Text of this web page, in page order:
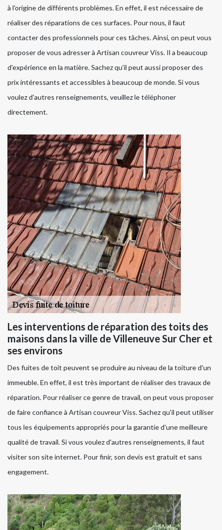
à l'origine de différents problèmes. En effet, il est nécessaire de
réaliser des réparations de ces surfaces. Pour nous, il faut
contacter des professionnels pour ces tâches. Ainsi, on peut vous
proposer de vous adresser à Artisan couvreur Viss. Il a beaucoup
d'expérience en la matière. Sachez qu'il peut aussi proposer des
prix intéressants et accessibles à beaucoup de monde. Si vous
voulez d'autres renseignements, veuillez le téléphoner
directement.
Les interventions de réparation des toits des
maisons dans la ville de Villeneuve Sur Cher et
ses environs
Des fuites de toit peuvent se produire au niveau de la toiture d'un
immeuble. En effet, il est très important de réaliser des travaux de
réparation. Pour réaliser ce genre de travail, on peut vous proposer
de faire confiance à Artisan couvreur Viss. Sachez qu'il peut utiliser
tous les équipements appropriés pour la garantie d'une meilleure
qualité de travail. Si vous voulez d'autres renseignements, il faut
visiter son site internet. Pour finir, son devis est gratuit et sans
engagement.